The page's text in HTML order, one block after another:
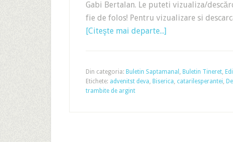
Gabi Bertalan. Le puteti vizualiza/
fie de folos! Pentru vizualizare si
[Citeşte mai departe...]
Din categoria: Buletin Saptamanal , Buletin Tineret,
Etichete: advenitst deva, Biserica, catarilesperantei,
trambite de argint